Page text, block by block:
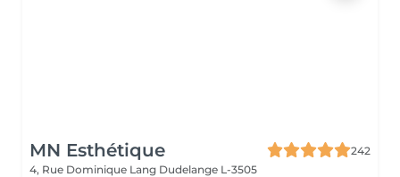
MN Esthétique
242
4, Rue Dominique Lang Dudelange L-3505